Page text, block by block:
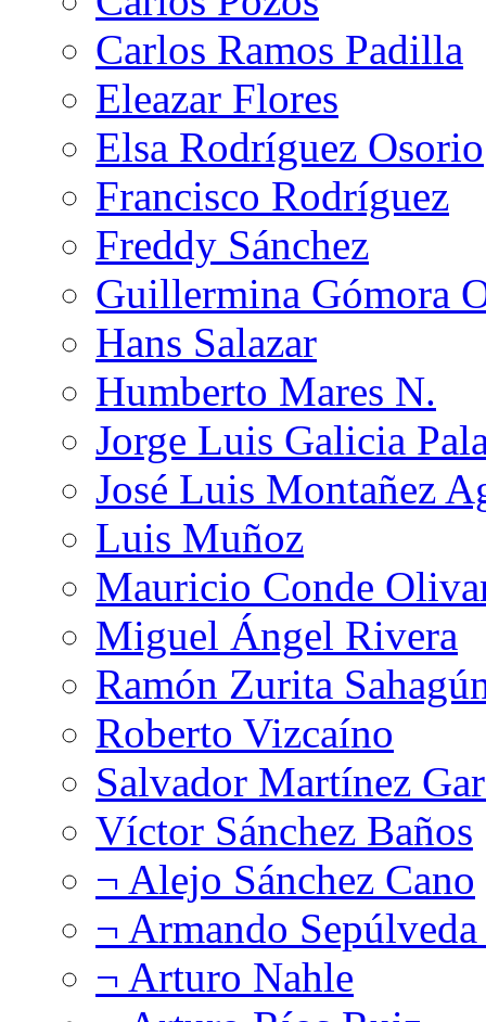
Carlos Ramos Padilla
Eleazar Flores
Elsa Rodríguez Osorio
Francisco Rodríguez
Freddy Sánchez
Guillermina Gómora
Hans Salazar
Humberto Mares N.
Jorge Luis Galicia
José Luis Montañez
Luis Muñoz
Mauricio Conde
Miguel Ángel Rivera
Ramón Zurita
Roberto Vizcaíno
Salvador Martínez
Víctor Sánchez Baños
¬ Alejo Sánchez Cano
¬ Armando
¬ Arturo Nahle